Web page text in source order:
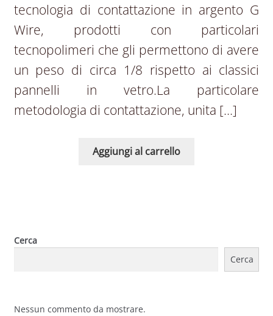
tecnologia di contattazione in argento G
Wire, prodotti con particolari
tecnopolimeri che gli permettono di avere
un peso di circa 1/8 rispetto ai classici
pannelli in vetro.La particolare
metodologia di contattazione, unita […]
Aggiungi al carrello
Cerca
Cerca
Nessun commento da mostrare.